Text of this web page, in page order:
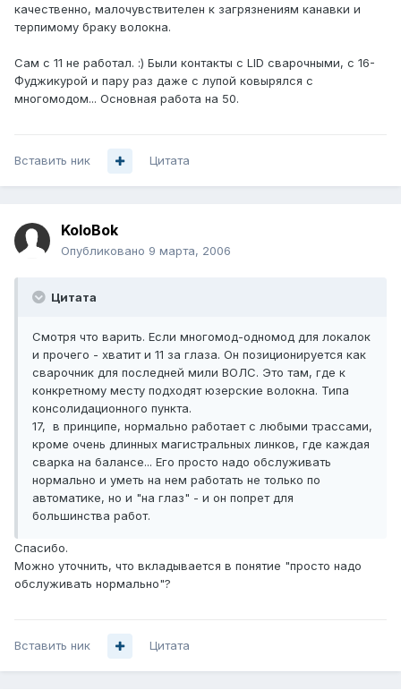
качественно, малочувствителен к загрязнениям канавки и
терпимому браку волокна.
Сам с 11 не работал. :) Были контакты с LID сварочными, с 16-
Фуджикурой и пару раз даже с лупой ковырялся с
многомодом... Основная работа на 50.
Вставить ник Цитата
KoloBok
Опубликовано 9 марта, 2006
Цитата
Смотря что варить. Если многомод-одномод для локалок
и прочего - хватит и 11 за глаза. Он позиционируется как
сварочник для последней мили ВОЛС. Это там, где к
конкретному месту подходят юзерские волокна. Типа
консолидационного пункта.
17, в принципе, нормально работает с любыми трассами,
кроме очень длинных магистральных линков, где каждая
сварка на балансе... Его просто надо обслуживать
нормально и уметь на нем работать не только по
автоматике, но и "на глаз" - и он попрет для
большинства работ.
Спасибо.
Можно уточнить, что вкладывается в понятие "просто надо
обслуживать нормально"?
Вставить ник Цитата